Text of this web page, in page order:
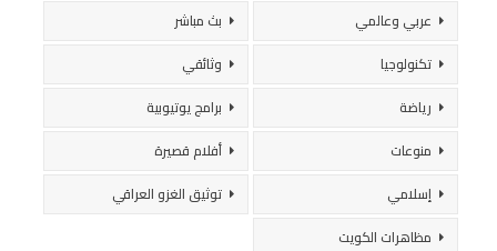
عربي وعالمي
بث مباشر
تكنولوجيا
وثائقي
رياضة
برامج يوتيوبية
منوعات
أفلام قصيرة
إسلامي
توثيق الغزو العراقي
مظاهرات الكويت